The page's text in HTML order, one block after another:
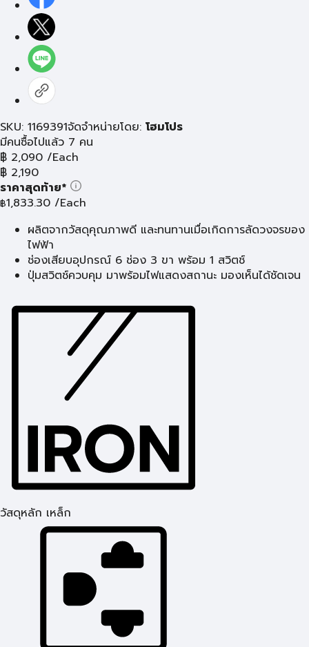
SKU: 1169391จัดจำหน่ายโดย: โฮมโปร
มีคนซื้อไปแล้ว 7 คน
฿ 2,090 /Each
฿ 2,190
ราคาสุดท้าย*
฿1,833.30 /Each
ผลิตจากวัสดุคุณภาพดี และทนทานเมื่อเกิดการลัดวงจรของ
ไฟฟ้า
ช่องเสียบอุปกรณ์ 6 ช่อง 3 ขา พร้อม 1 สวิตช์
ปุ่มสวิตช์ควบคุม มาพร้อมไฟแสดงสถานะ มองเห็นได้ชัดเจน
วัสดุหลัก เหล็ก